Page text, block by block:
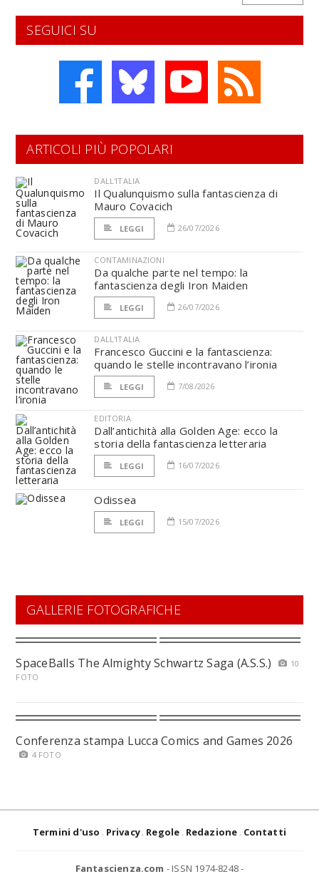
SEGUICI SU
ARTICOLI PIÙ POPOLARI
DALL'ITALIA
Il Qualunquismo sulla fantascienza di
Mauro Covacich
LEGGI 26/07/2026
CONTAMINAZIONI
Da qualche parte nel tempo: la
fantascienza degli Iron Maiden
LEGGI 26/07/2026
DALL'ITALIA
Francesco Guccini e la fantascienza:
quando le stelle incontravano l’ironia
LEGGI 7/08/2026
EDITORIA
Dall’antichità alla Golden Age: ecco la
storia della fantascienza letteraria
LEGGI 16/07/2026
Odissea
LEGGI 15/07/2026
GALLERIE FOTOGRAFICHE
SpaceBalls The Almighty Schwartz Saga (A.S.S.)
10
FOTO
Conferenza stampa Lucca Comics and Games 2026
4 FOTO
Termini d'uso Privacy Regole Redazione Contatti
Fantascienza.com - ISSN 1974-8248 -